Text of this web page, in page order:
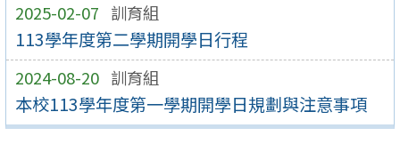
2025-02-07 訓育組
113學年度第二學期開學日行程
2024-08-20 訓育組
本校113學年度第一學期開學日規劃與注意事項